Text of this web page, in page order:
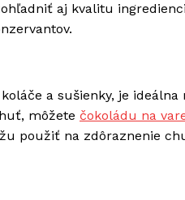
aj kvalitu
a sušienky, je ideálna
môžete čokoládu na
použiť na zdôraznenie